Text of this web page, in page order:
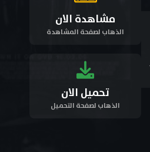
مشاهدة الان
الذهاب لصفحة المشاهدة
تحميل الان
الذهاب لصفحة التحميل